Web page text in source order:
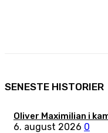
SENESTE HISTORIER
Oliver Maximilian i
6. august 2026 0